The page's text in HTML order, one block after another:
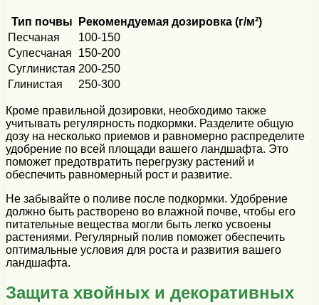
Тип почвы
Рекомендуемая дозировка (г/м²)
Песчаная
100-150
Супесчаная
150-200
Суглинистая 200-250
Глинистая
250-300
Кроме правильной дозировки, необходимо также
учитывать регулярность подкормки. Разделите общую
дозу на несколько приемов и равномерно распределите
удобрение по всей площади вашего ландшафта. Это
поможет предотвратить перегрузку растений и
обеспечить равномерный рост и развитие.
Не забывайте о поливе после подкормки. Удобрение
должно быть растворено во влажной почве, чтобы его
питательные вещества могли быть легко усвоены
растениями. Регулярный полив поможет обеспечить
оптимальные условия для роста и развития вашего
ландшафта.
Защита хвойных и декоративных